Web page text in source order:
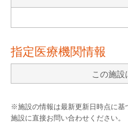
指定医療機関情報
この施設
※施設の情報は最新更新日時点に基
施設に直接お問い合わせください。